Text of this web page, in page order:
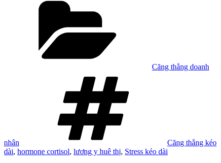
Căng thẳng doanh
nhân
Căng thẳng kéo
dài, hormone cortisol, lương y huê thị, Stress kéo dài